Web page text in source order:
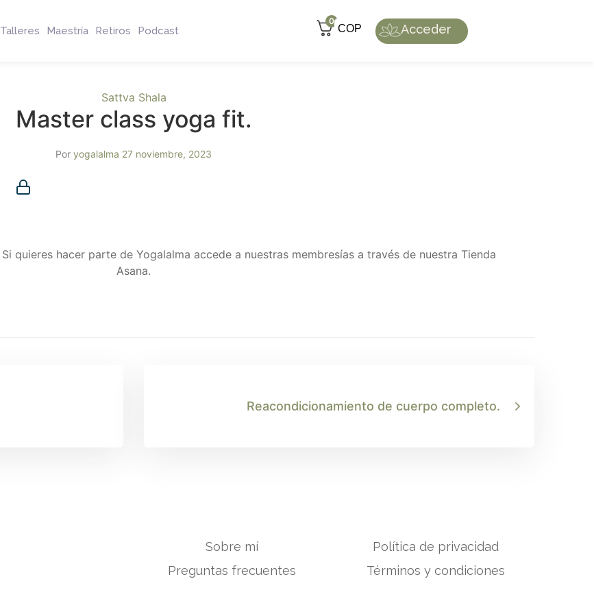
Talleres Maestría Retiros Podcast
0
COP Acceder
Sattva Shala
Master class yoga fit.
Por yogalalma 27 noviembre, 2023
Reacondicionamiento de cuerpo completo.
Sobre mí
Preguntas frecuentes
Política de privacidad
Términos y condiciones